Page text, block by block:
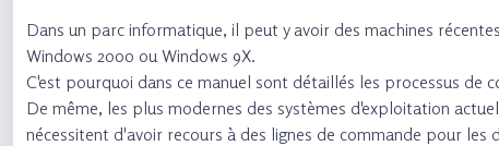
Dans un parc informatique, il peut y avoir des machines
Windows 2000 ou Windows 9X.
C'est pourquoi dans ce manuel sont détaillés les processus de
De même, les plus modernes des systèmes d'exploitation
nécessitent d'avoir recours à des lignes de commande pour